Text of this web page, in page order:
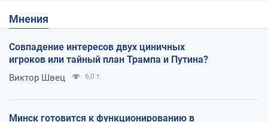
Мнения
Совпадение интересов двух циничных
игроков или тайный план Трампа и Путина?
Виктор Швец 6,0 т.
Минск готовится к функционированию в